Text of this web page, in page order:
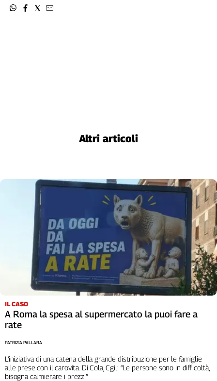
Altri articoli
IL CASO
A Roma la spesa al supermercato la puoi fare a
rate
L’iniziativa di una catena della grande distribuzione per le famiglie
alle prese con il carovita. Di Cola, Cgil: “Le persone sono in difficoltà,
bisogna calmierare i prezzi”
PATRIZIA PALLARA